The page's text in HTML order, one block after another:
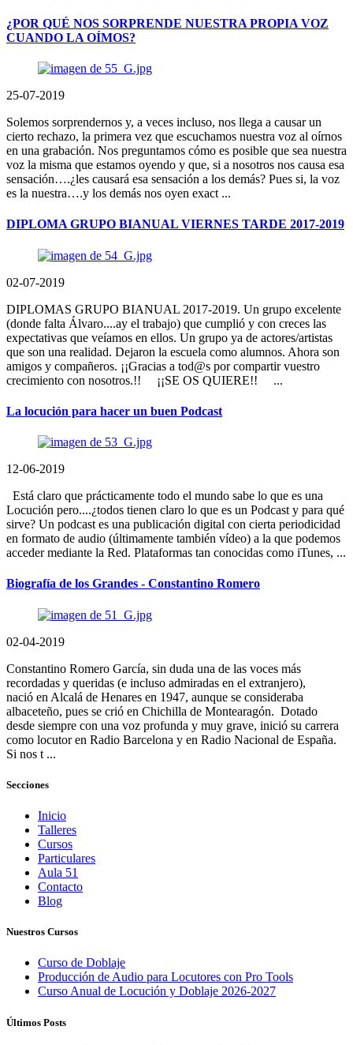
¿POR QUÉ NOS SORPRENDE NUESTRA PROPIA VOZ
CUANDO LA OÍMOS?
25-07-2019
Solemos sorprendernos y, a veces incluso, nos llega a causar un
cierto rechazo, la primera vez que escuchamos nuestra voz al oírnos
en una grabación. Nos preguntamos cómo es posible que sea nuestra
voz la misma que estamos oyendo y que, si a nosotros nos causa esa
sensación….¿les causará esa sensación a los demás? Pues si, la voz
es la nuestra….y los demás nos oyen exact ...
DIPLOMA GRUPO BIANUAL VIERNES TARDE 2017-2019
02-07-2019
DIPLOMAS GRUPO BIANUAL 2017-2019. Un grupo excelente
(donde falta Álvaro....ay el trabajo) que cumplió y con creces las
expectativas que veíamos en ellos. Un grupo ya de actores/artistas
que son una realidad. Dejaron la escuela como alumnos. Ahora son
amigos y compañeros. ¡¡Gracias a tod@s por compartir vuestro
crecimiento con nosotros.!! ¡¡SE OS QUIERE!! ...
La locución para hacer un buen Podcast
12-06-2019
Está claro que prácticamente todo el mundo sabe lo que es una
Locución pero....¿todos tienen claro lo que es un Podcast y para qué
sirve? Un podcast es una publicación digital con cierta periodicidad
en formato de audio (últimamente también vídeo) a la que podemos
acceder mediante la Red. Plataformas tan conocidas como iTunes, ...
Biografía de los Grandes - Constantino Romero
02-04-2019
Constantino Romero García, sin duda una de las voces más
recordadas y queridas (e incluso admiradas en el extranjero),
nació en Alcalá de Henares en 1947, aunque se consideraba
albaceteño, pues se crió en Chichilla de Montearagón. Dotado
desde siempre con una voz profunda y muy grave, inició su carrera
como locutor en Radio Barcelona y en Radio Nacional de España.
Si nos t ...
Secciones
Inicio
Talleres
Cursos
Particulares
Aula 51
Contacto
Blog
Nuestros Cursos
Curso de Doblaje
Producción de Audio para Locutores con Pro Tools
Curso Anual de Locución y Doblaje 2026-2027
Últimos Posts